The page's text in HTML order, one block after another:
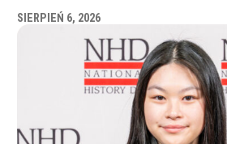
SIERPIEŃ 6, 2026